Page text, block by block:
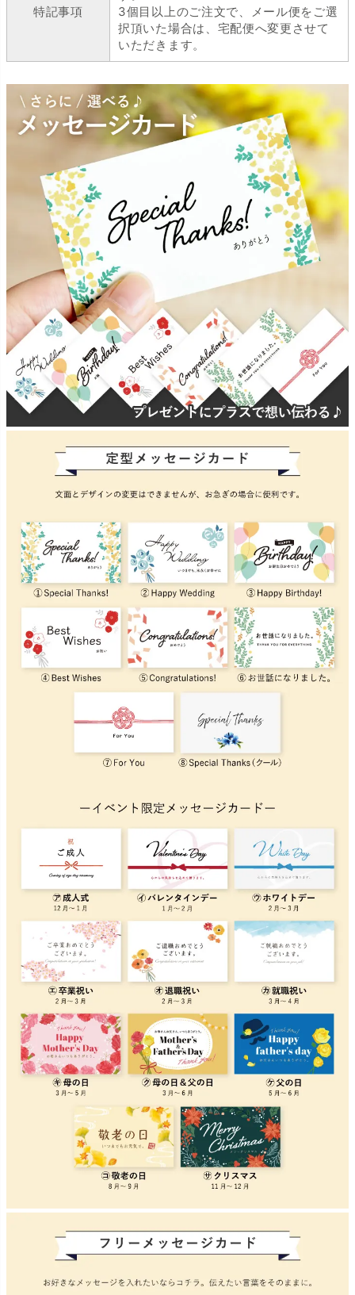
特記事項
3個目以上のご注文で、メール便をご選
択頂いた場合は、宅配便へ変更させて
いただきます。